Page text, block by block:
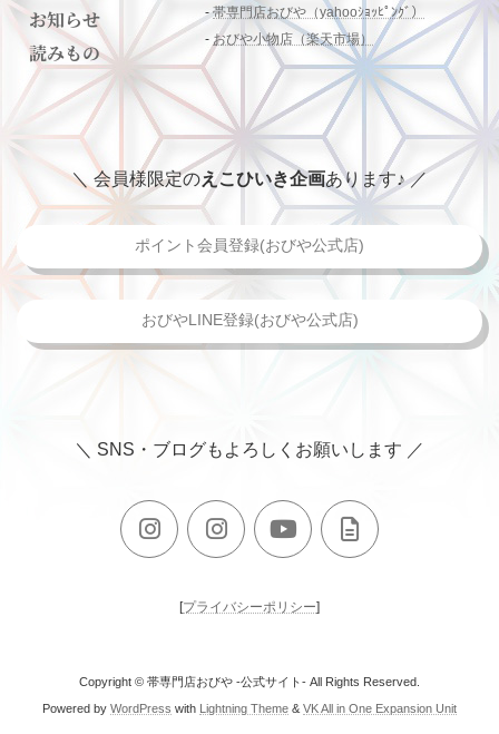
お知らせ
読みもの
-帯専門店おびや（yahooｼｮｯﾋﾟﾝｸﾞ）
- おびや小物店（楽天市場）
＼ 会員様限定のえこひいき企画あります♪ ／
ポイント会員登録(おびや公式店)
おびやLINE登録(おびや公式店)
＼ SNS・ブログもよろしくお願いします ／
[プライバシーポリシー]
Copyright © 帯専門店おびや -公式サイト- All Rights Reserved.
Powered by WordPress with Lightning Theme & VK All in One Expansion Unit